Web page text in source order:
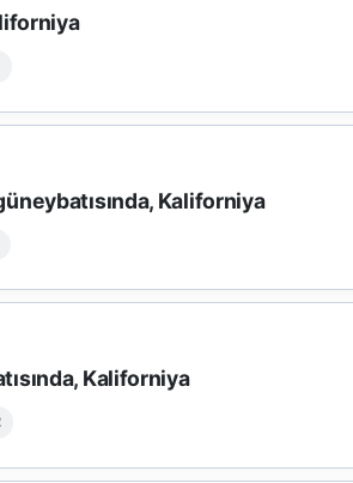
Kaliforniya
Kaliforniya